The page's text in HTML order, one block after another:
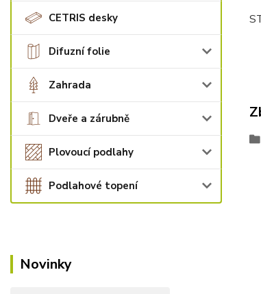
CETRIS desky
Difuzní folie
Zahrada
Dveře a zárubně
Plovoucí podlahy
Podlahové topení
Novinky